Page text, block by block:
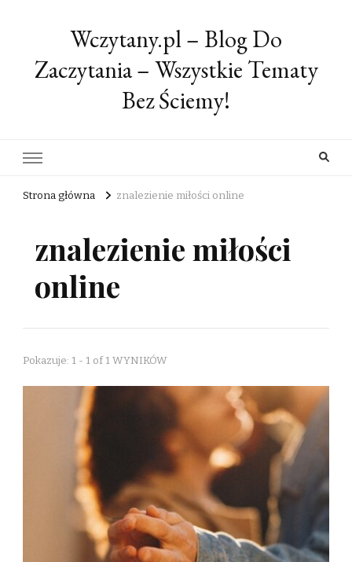
Wczytany.pl – Blog Do
Zaczytania – Wszystkie Tematy
Bez Ściemy!
Strona główna znalezienie miłości online
znalezienie miłości
online
Pokazuje: 1 - 1 of 1 WYNIKÓW